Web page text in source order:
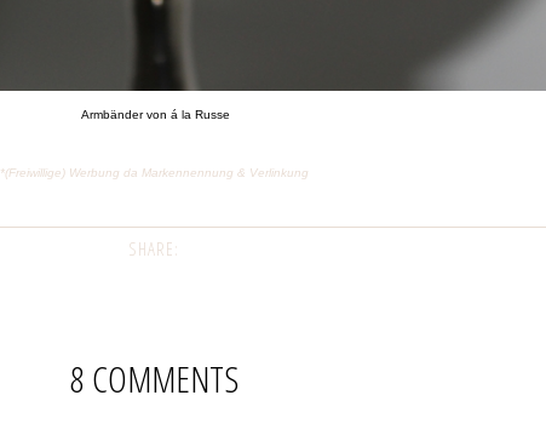
Armbänder von á la Russe
*(Freiwillige) Werbung da Markennennung & Verlinkung
SHARE:
8 COMMENTS